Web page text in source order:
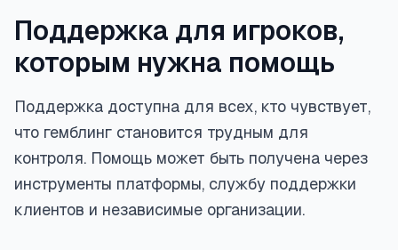
Поддержка для игроков,
которым нужна помощь
Поддержка доступна для всех, кто чувствует,
что гемблинг становится трудным для
контроля. Помощь может быть получена через
инструменты платформы, службу поддержки
клиентов и независимые организации.